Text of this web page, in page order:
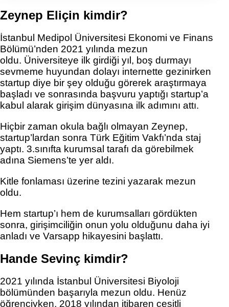
Zeynep Eliçin kimdir?
İstanbul Medipol Üniversitesi Ekonomi ve Finans
Bölümü’nden 2021 yılında mezun
oldu. Üniversiteye ilk girdiği yıl, boş durmayı
sevmeme huyundan dolayı internette gezinirken
startup diye bir şey olduğu görerek araştırmaya
başladı ve sonrasında başvuru yaptığı startup’a
kabul alarak girişim dünyasına ilk adımını attı.
Hiçbir zaman okula bağlı olmayan Zeynep,
startup’lardan sonra Türk Eğitim Vakfı’nda staj
yaptı. 3.sınıfta kurumsal tarafı da görebilmek
adına Siemens’te yer aldı.
Kitle fonlaması üzerine tezini yazarak mezun
oldu.
Hem startup’ı hem de kurumsalları gördükten
sonra, girişimciliğin onun yolu olduğunu daha iyi
anladı ve Varsapp hikayesini başlattı.
Hande Sevinç kimdir?
2021 yılında İstanbul Üniversitesi Biyoloji
bölümünden başarıyla mezun oldu. Henüz
öğrenciyken, 2018 yılından itibaren çeşitli